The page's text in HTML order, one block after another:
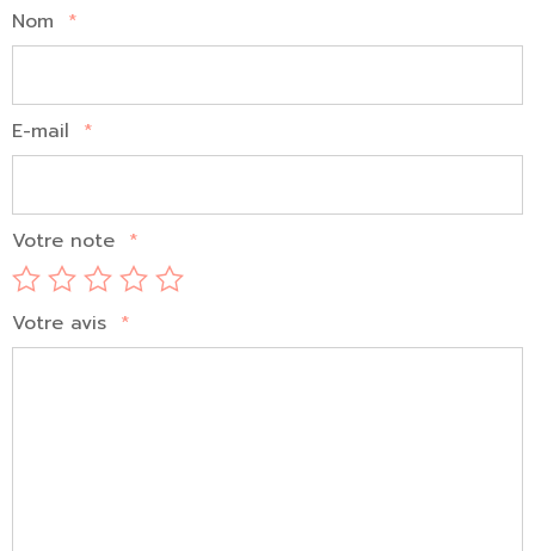
Nom *
E-mail *
Votre note *
Votre avis *